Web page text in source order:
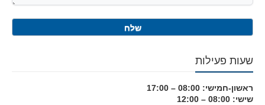
שעות פעילות
ראשון-חמישי: 08:00 – 17:00
שישי: 08:00 – 12:00